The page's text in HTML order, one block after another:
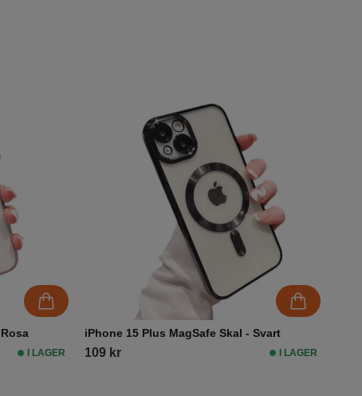
I LAGER
iPhone 15 Plus MagSafe Skal - Svart
109 kr I LAGER